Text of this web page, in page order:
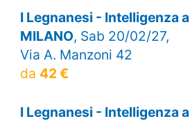
I Legnanesi - Intelligenza
MILANO, Sab 20/02/27,
Via A. Manzoni 42
da 42 €
I Legnanesi - Intelligenza